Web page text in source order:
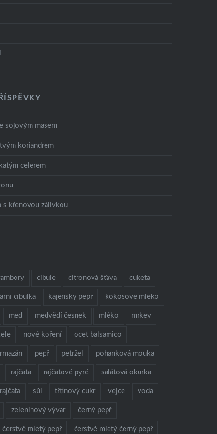
sojovým masem
koriandrem
celerem
s křenovou zálivkou
cibule citronová šťáva cuketa
cibulka kajenský pepř kokosové mléko
med medvědí česnek mléko mrkev
nové koření ocet balsamico
pepř petržel pohanková mouka
rajčata rajčatové pyré salátová okurka
sůl třtinový cukr vejce voda
zeleninový vývar černý pepř
čerstvě mletý pepř čerstvě mletý černý pepř